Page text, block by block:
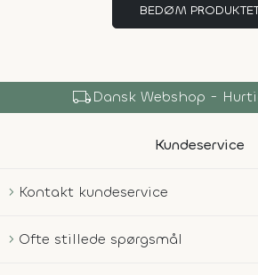
BEDØM
local_shippingDansk Webshop -
Kundeservice
Kontakt kundeservice
Ofte stillede spørgsmål